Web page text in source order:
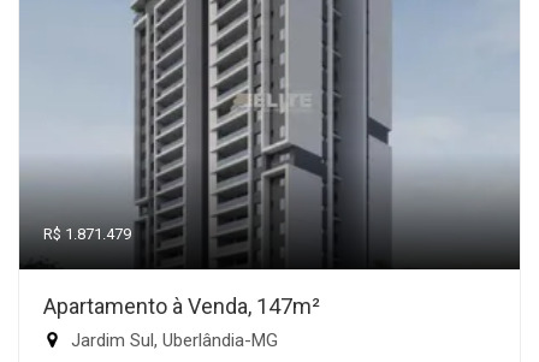
R$ 1.871.479
Apartamento à Venda, 147m²
Jardim Sul, Uberlândia-MG